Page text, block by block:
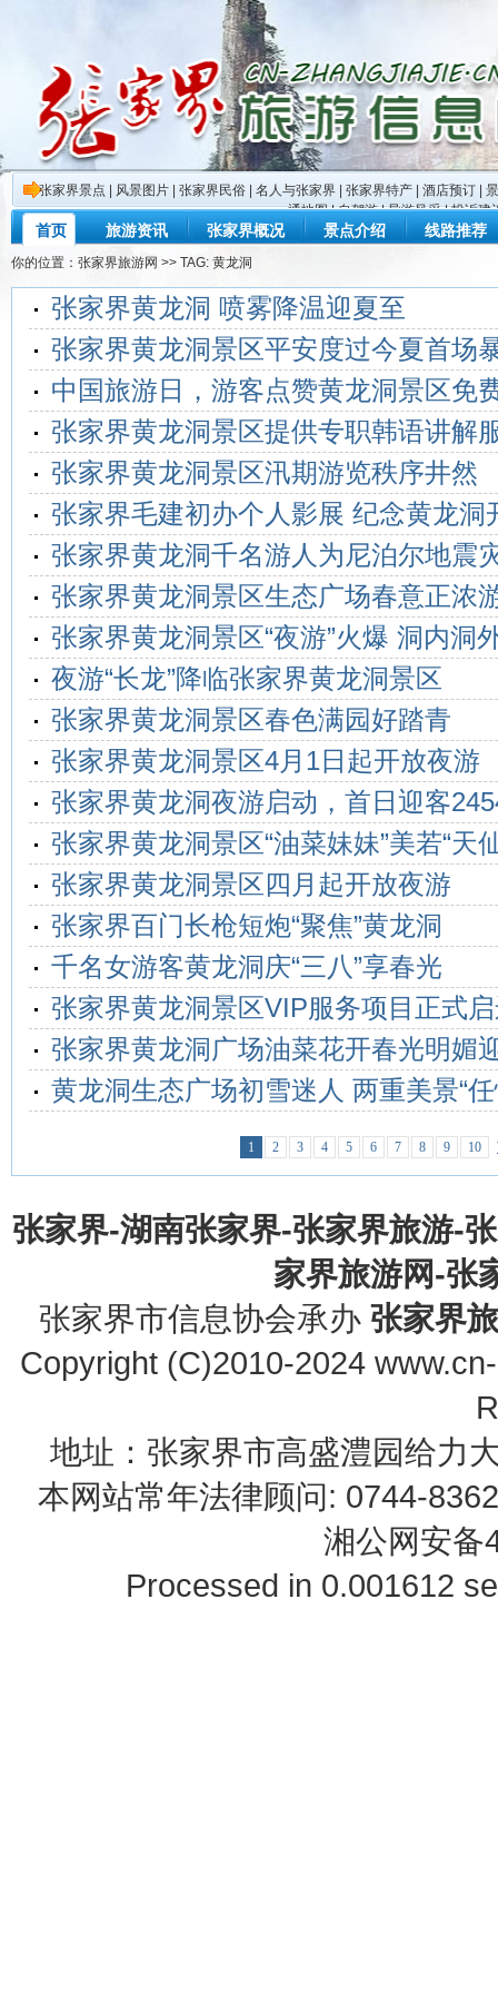
张家界景点 风景图片 张家界民俗 名人与张家界 张家界特产 酒店预订
通地图|自驾游|导游风采|投诉建
首页 旅游资讯 张家界概况 景点介绍 线路推荐
你的位置： 张家界旅游网 >> TAG: 黄龙洞
张家界黄龙洞 喷雾降温迎夏至
张家界黄龙洞景区平安度过今夏首场
中国旅游日，游客点赞黄龙洞景区免
张家界黄龙洞景区提供专职韩语讲解
张家界黄龙洞景区汛期游览秩序井然
张家界毛建初办个人影展 纪念黄龙洞
张家界黄龙洞千名游人为尼泊尔地震
张家界黄龙洞景区生态广场春意正浓
张家界黄龙洞景区“夜游”火爆 洞内洞
夜游“长龙”降临张家界黄龙洞景区
张家界黄龙洞景区春色满园好踏青
张家界黄龙洞景区4月1日起开放夜游
张家界黄龙洞夜游启动，首日迎客
张家界黄龙洞景区“油菜妹妹”美若“天
张家界黄龙洞景区四月起开放夜游
张家界百门长枪短炮“聚焦”黄龙洞
千名女游客黄龙洞庆“三八”享春光
张家界黄龙洞景区VIP服务项目正式
张家界黄龙洞广场油菜花开春光明媚
黄龙洞生态广场初雪迷人 两重美景“任
1 2 3 4 5 6 7 8 9 10
张家界-湖南张家界-张家界旅游-
家界旅游网-张
张家界市信息协会承办 张家界
Copyright (C)2010-2024
地址：张家界市高盛澧园给力
本网站常年法律顾问: 0744-
湘公网安备
Processed in 0.001612